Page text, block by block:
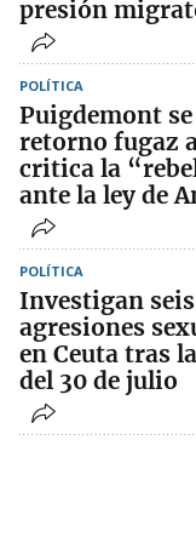
presión
POLÍTICA
Puigdemont
retorno fugaz
critica la
ante la ley de
POLÍTICA
Investigan
agresiones
en Ceuta tras
del 30 de julio